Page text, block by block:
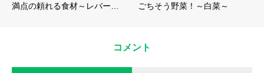
満点の頼れる食材～レバー…
ごちそう野菜！～白菜～
コメント